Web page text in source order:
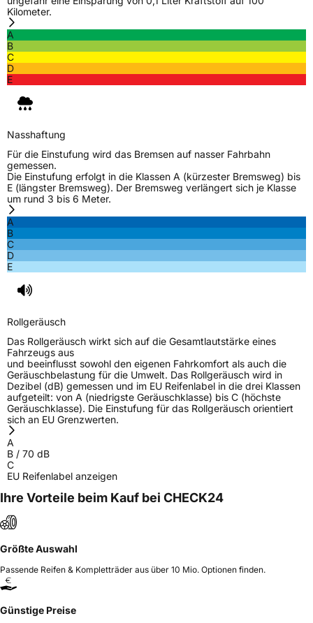
FahrzeugklasseC1
3PMSF / Schneeflockensymbol / Alpine-SymbolNein
EisgripNein
EPREL ID
Herstellerkontakt MANUFACTURE FRANCAISE DES
Carmes-Déchaux 23 63000 Clermont-
Ferrand Frankreich, contact@tc.michelin.eu
Kilometer.
A
B
C
D
E
Nasshaftung
Für die Einstufung wird das Bremsen auf nasser Fahrbahn
gemessen.
Die Einstufung erfolgt in die Klassen A (kürzester Bremsweg) bis
E (längster Bremsweg). Der Bremsweg verlängert sich je Klasse
um rund 3 bis 6 Meter.
A
B
C
D
E
Rollgeräusch
Das Rollgeräusch wirkt sich auf die Gesamtlautstärke eines
Fahrzeugs aus
und beeinflusst sowohl den eigenen Fahrkomfort als auch die
Geräuschbelastung für die Umwelt. Das Rollgeräusch wird in
Dezibel (dB) gemessen und im EU Reifenlabel in die drei Klassen
aufgeteilt: von A (niedrigste Geräuschklasse) bis C (höchste
Geräuschklasse). Die Einstufung für das Rollgeräusch orientiert
sich an EU Grenzwerten.
A
B / 70 dB
C
EU Reifenlabel anzeigen
Ihre Vorteile beim Kauf bei CHECK24
Größte Auswahl
Passende Reifen & Kompletträder aus über 10 Mio. Optionen finden.
Günstige Preise